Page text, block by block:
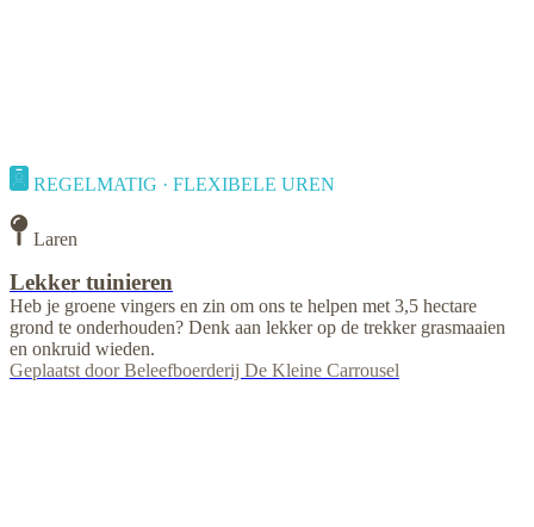
REGELMATIG · FLEXIBELE UREN
Laren
Lekker tuinieren
Heb je groene vingers en zin om ons te helpen met 3,5 hectare
grond te onderhouden? Denk aan lekker op de trekker grasmaaien
en onkruid wieden.
Geplaatst door Beleefboerderij De Kleine Carrousel